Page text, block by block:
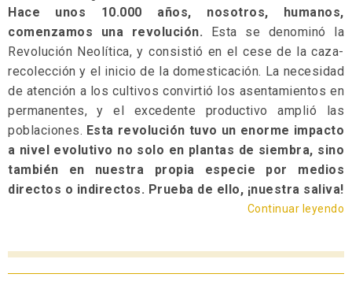
Hace unos 10.000 años, nosotros, humanos,
comenzamos una revolución. Esta se denominó la
Revolución Neolítica, y consistió en el cese de la caza-
recolección y el inicio de la domesticación. La necesidad
de atención a los cultivos convirtió los asentamientos en
permanentes, y el excedente productivo amplió las
poblaciones. Esta revolución tuvo un enorme impacto
a nivel evolutivo no solo en plantas de siembra, sino
también en nuestra propia especie por medios
directos o indirectos. Prueba de ello, ¡nuestra saliva!
Continuar leyendo